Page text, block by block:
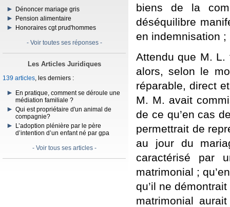
Dénoncer mariage gris
Pension alimentaire
Honoraires cgt prud'hommes
- Voir toutes ses réponses -
Les Articles Juridiques
139 articles, les derniers :
En pratique, comment se déroule une
médiation familiale ?
Qui est propriétaire d'un animal de
compagnie?
L’adoption plénière par le père
d’intention d’un enfant né par gpa
- Voir tous ses articles -
biens de la
déséquilibre
en indemnisation ;
Attendu que M. L.
alors, selon le
réparable, direct
M. M. avait
de ce qu’en cas
permettrait de
au jour du
caractérisé par
matrimonial ;
qu’il ne
matrimonial